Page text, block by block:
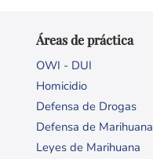
Áreas de práctica
OWI - DUI
Homicidio
Defensa de Drogas
Defensa de Marihuana
Leyes de Marihuana